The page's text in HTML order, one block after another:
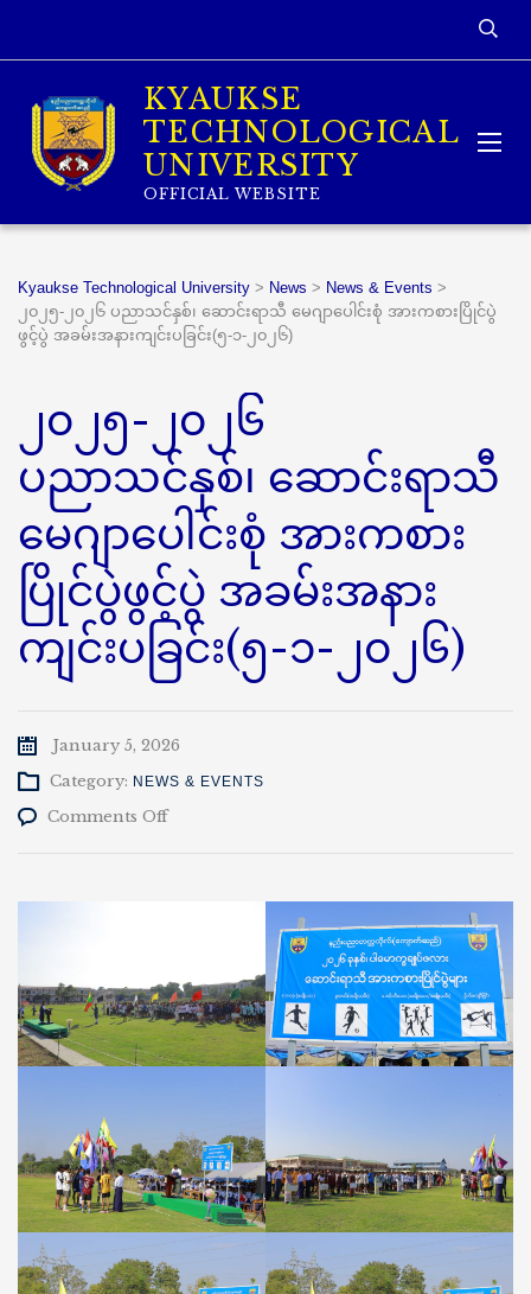
KYAUKSE
TECHNOLOGICAL
UNIVERSITY
OFFICIAL WEBSITE
Kyaukse Technological University > News > News & Events >
၂၀၂၅-၂၀၂၆ ပညာသင်နှစ်၊ ဆောင်းရာသီ မေဂျာပေါင်းစုံ အားကစားပြိုင်ပွဲ
ဖွင့်ပွဲ အခမ်းအနားကျင်းပခြင်း(၅-၁-၂၀၂၆)
၂၀၂၅-၂၀၂၆
ပညာသင်နှစ်၊ ဆောင်းရာသီ
မေဂျာပေါင်းစုံ အားကစား
ပြိုင်ပွဲဖွင့်ပွဲ အခမ်းအနား
ကျင်းပခြင်း(၅-၁-၂၀၂၆)
January 5, 2026
Category: NEWS & EVENTS
Comments Offon
စုံ
အားကစား
ပြိုင်ပွဲ
ဖွင့်
ခြင်း(၅-၁-၂၀၂၆)